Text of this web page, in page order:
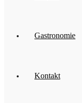
Gastronomie
Kontakt